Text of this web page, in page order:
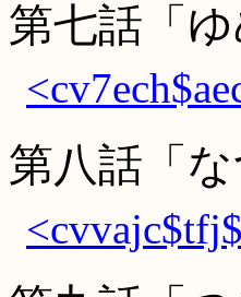
第七話「
第八話「